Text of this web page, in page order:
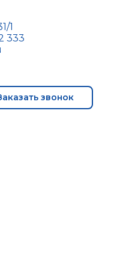
1
333
звонок